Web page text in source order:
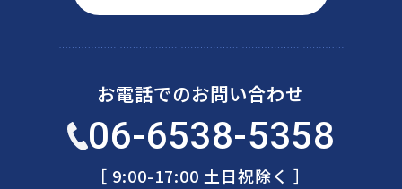
お電話でのお問い合わせ
06-6538-5358
［ 9:00-17:00 土日祝除く ］